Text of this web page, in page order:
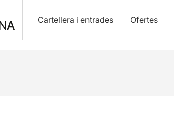
Cartellera i entrades Ofertes